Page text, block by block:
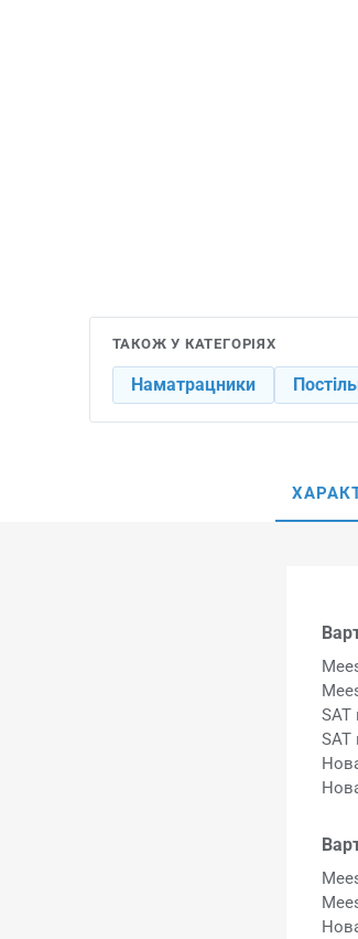
ТАКОЖ У КАТЕГОРІЯХ
Наматрацники
SAT
SAT